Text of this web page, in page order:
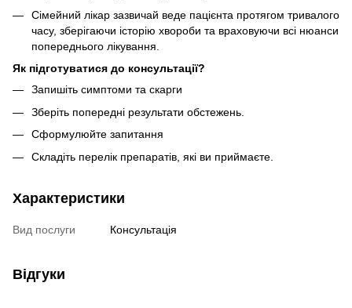
Сімейний лікар зазвичай веде пацієнта протягом тривалого
часу, зберігаючи історію хвороби та враховуючи всі нюанси
попереднього лікування.
Як підготуватися до консультації?
Запишіть симптоми та скарги
Зберіть попередні результати обстежень.
Сформулюйте запитання
Складіть перелік препаратів, які ви приймаєте.
Характеристики
Вид послуги Консультація
Відгуки